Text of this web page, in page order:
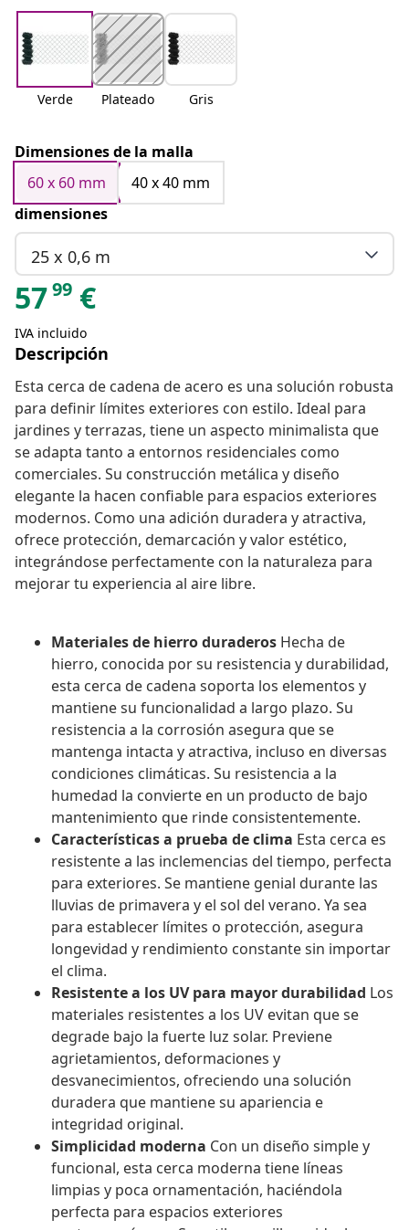
Verde Plateado Gris
Dimensiones de la malla
60 x 60 mm
40 x 40 mm
dimensiones
25 x 0,6 m
5799 €
IVA incluido
Descripción
Esta cerca de cadena de acero es una solución robusta
para definir límites exteriores con estilo. Ideal para
jardines y terrazas, tiene un aspecto minimalista que
se adapta tanto a entornos residenciales como
comerciales. Su construcción metálica y diseño
elegante la hacen confiable para espacios exteriores
modernos. Como una adición duradera y atractiva,
ofrece protección, demarcación y valor estético,
integrándose perfectamente con la naturaleza para
mejorar tu experiencia al aire libre.
Materiales de hierro duraderos Hecha de
hierro, conocida por su resistencia y durabilidad,
esta cerca de cadena soporta los elementos y
mantiene su funcionalidad a largo plazo. Su
resistencia a la corrosión asegura que se
mantenga intacta y atractiva, incluso en diversas
condiciones climáticas. Su resistencia a la
humedad la convierte en un producto de bajo
mantenimiento que rinde consistentemente.
Características a prueba de clima Esta cerca es
resistente a las inclemencias del tiempo, perfecta
para exteriores. Se mantiene genial durante las
lluvias de primavera y el sol del verano. Ya sea
para establecer límites o protección, asegura
longevidad y rendimiento constante sin importar
el clima.
Resistente a los UV para mayor durabilidad Los
materiales resistentes a los UV evitan que se
degrade bajo la fuerte luz solar. Previene
agrietamientos, deformaciones y
desvanecimientos, ofreciendo una solución
duradera que mantiene su apariencia e
integridad original.
Simplicidad moderna Con un diseño simple y
funcional, esta cerca moderna tiene líneas
limpias y poca ornamentación, haciéndola
perfecta para espacios exteriores